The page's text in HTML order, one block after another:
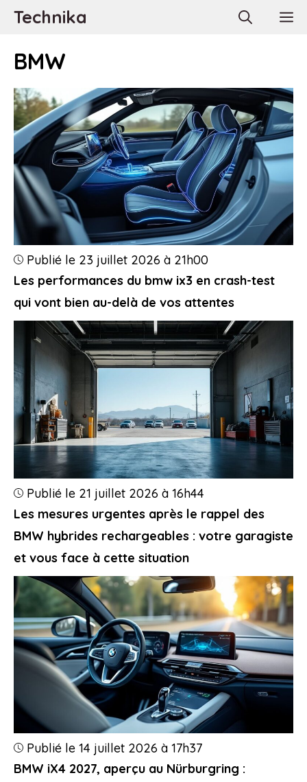
AllerTechnika
BMW
Les performances du bmw ix3 en crash-test
qui vont bien au-delà de vos attentes
Publié le 23 juillet 2026 à 21h00
Les mesures urgentes après le rappel des
BMW hybrides rechargeables : votre garagiste
et vous face à cette situation
Publié le 21 juillet 2026 à 16h44
BMW iX4 2027, aperçu au Nürburgring :
Publié le 14 juillet 2026 à 17h37